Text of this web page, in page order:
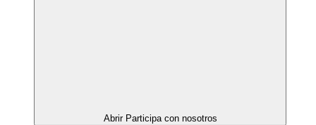
Abrir Participa con nosotros